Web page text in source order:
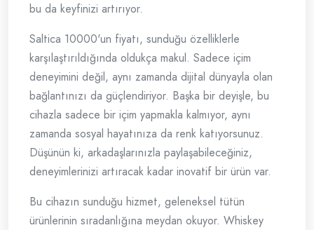
bu da keyfinizi artırıyor.
Saltica 10000'un fiyatı, sunduğu özelliklerle
karşılaştırıldığında oldukça makul. Sadece içim
deneyimini değil, aynı zamanda dijital dünyayla olan
bağlantınızı da güçlendiriyor. Başka bir deyişle, bu
cihazla sadece bir içim yapmakla kalmıyor, aynı
zamanda sosyal hayatınıza da renk katıyorsunuz.
Düşünün ki, arkadaşlarınızla paylaşabileceğiniz,
deneyimlerinizi artıracak kadar inovatif bir ürün var.
Bu cihazın sunduğu hizmet, geleneksel tütün
ürünlerinin sıradanlığına meydan okuyor. Whiskey